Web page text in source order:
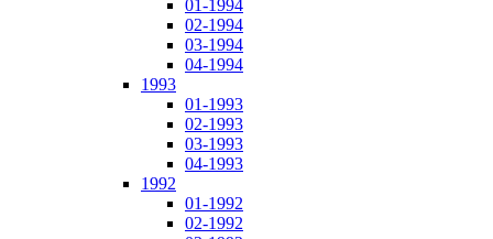
01-1994
02-1994
03-1994
04-1994
1993
01-1993
02-1993
03-1993
04-1993
1992
01-1992
02-1992